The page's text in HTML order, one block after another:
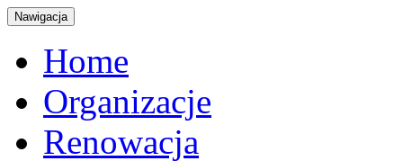
Nawigacja
Home
Organizacje
Renowacja